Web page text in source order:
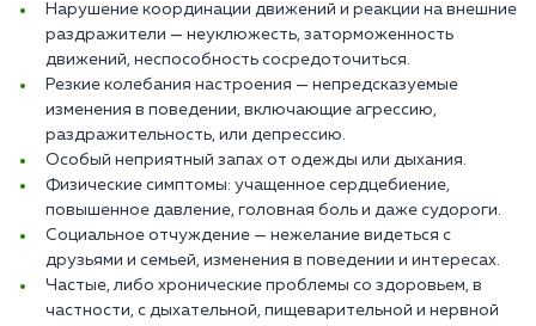
Нарушение координации движений и реакции на внешние
раздражители — неуклюжесть, заторможенность
движений, неспособность сосредоточиться.
Резкие колебания настроения — непредсказуемые
изменения в поведении, включающие агрессию,
раздражительность, или депрессию.
Особый неприятный запах от одежды или дыхания.
Физические симптомы: учащенное сердцебиение,
повышенное давление, головная боль и даже судороги.
Социальное отчуждение — нежелание видеться с
друзьями и семьей, изменения в поведении и интересах.
Частые, либо хронические проблемы со здоровьем, в
частности, с дыхательной, пищеварительной и нервной